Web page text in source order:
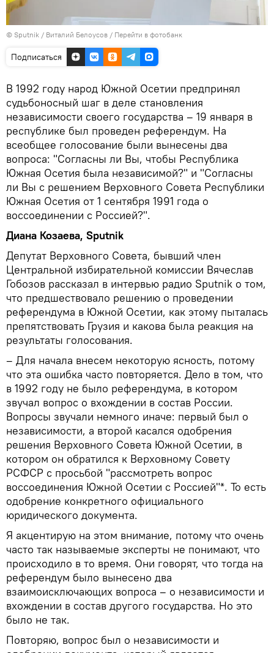
© Sputnik / Виталий Белоусов / Перейти в фотобанк
Подписаться
В 1992 году народ Южной Осетии предпринял
судьбоносный шаг в деле становления
независимости своего государства – 19 января в
республике был проведен референдум. На
всеобщее голосование были вынесены два
вопроса: "Согласны ли Вы, чтобы Республика
Южная Осетия была независимой?" и "Согласны
ли Вы с решением Верховного Совета Республики
Южная Осетия от 1 сентября 1991 года о
воссоединении с Россией?".
Диана Козаева, Sputnik
Депутат Верховного Совета, бывший член
Центральной избирательной комиссии Вячеслав
Гобозов рассказал в интервью радио Sputnik о том,
что предшествовало решению о проведении
референдума в Южной Осетии, как этому пыталась
препятствовать Грузия и какова была реакция на
результаты голосования.
– Для начала внесем некоторую ясность, потому
что эта ошибка часто повторяется. Дело в том, что
в 1992 году не было референдума, в котором
звучал вопрос о вхождении в состав России.
Вопросы звучали немного иначе: первый был о
независимости, а второй касался одобрения
решения Верховного Совета Южной Осетии, в
котором он обратился к Верховному Совету
РСФСР с просьбой "рассмотреть вопрос
воссоединения Южной Осетии с Россией"*. То есть
одобрение конкретного официального
юридического документа.
Я акцентирую на этом внимание, потому что очень
часто так называемые эксперты не понимают, что
происходило в то время. Они говорят, что тогда на
референдум было вынесено два
взаимоисключающих вопроса – о независимости и
вхождении в состав другого государства. Но это
было не так.
Повторяю, вопрос был о независимости и